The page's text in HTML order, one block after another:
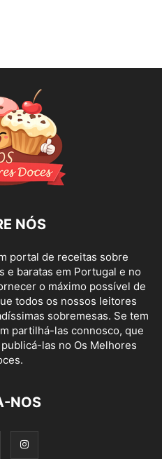
NÓS
portal de receitas sobre
e baratas em Portugal e no
o máximo possível de
todos os nossos leitores
sobremesas. Se tem
partilhá-las connosco, que
las no Os Melhores
NOS